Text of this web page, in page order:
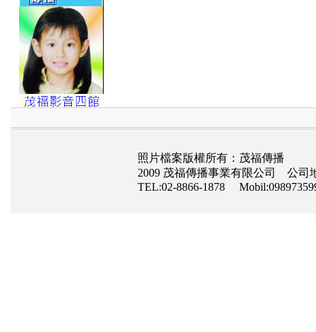
照片檔案版權所有：茂福傳播
2009 茂福傳播事業有限公司 公司
TEL:02-8866-1878